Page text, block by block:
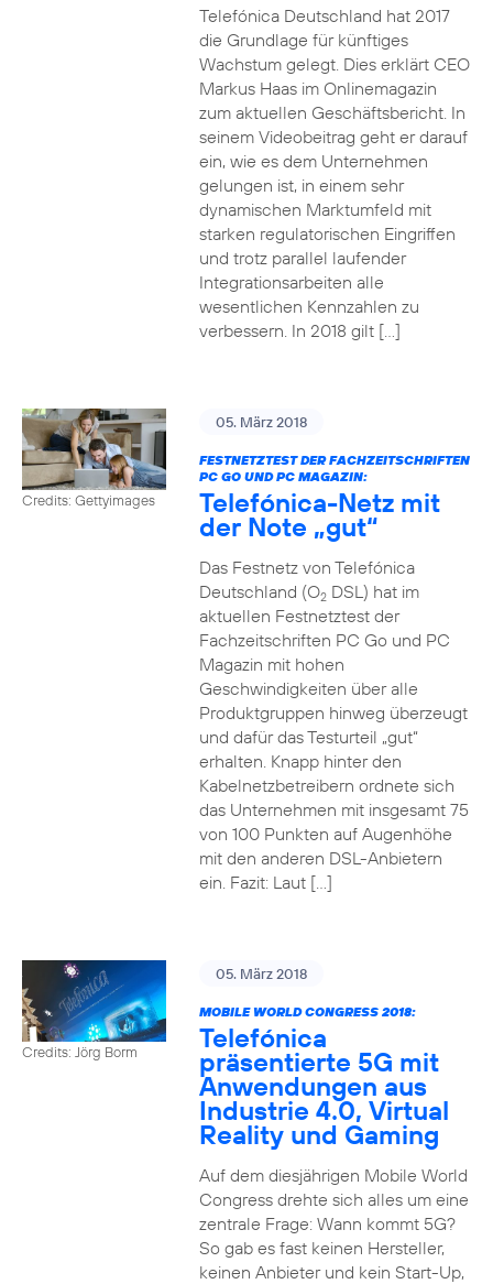
Telefónica Deutschland hat 2017
die Grundlage für künftiges
Wachstum gelegt. Dies erklärt CEO
Markus Haas im Onlinemagazin
zum aktuellen Geschäftsbericht. In
seinem Videobeitrag geht er darauf
ein, wie es dem Unternehmen
gelungen ist, in einem sehr
dynamischen Marktumfeld mit
starken regulatorischen Eingriffen
und trotz parallel laufender
Integrationsarbeiten alle
wesentlichen Kennzahlen zu
verbessern. In 2018 gilt […]
Credits: Gettyimages
05. März 2018
FESTNETZTEST DER FACHZEITSCHRIFTEN
PC GO UND PC MAGAZIN:
Telefónica-Netz mit
der Note „gut“
Das Festnetz von Telefónica
Deutschland (O2DSL) hat im
aktuellen Festnetztest der
Fachzeitschriften PC Go und PC
Magazin mit hohen
Geschwindigkeiten über alle
Produktgruppen hinweg überzeugt
und dafür das Testurteil „gut“
erhalten. Knapp hinter den
Kabelnetzbetreibern ordnete sich
das Unternehmen mit insgesamt 75
von 100 Punkten auf Augenhöhe
mit den anderen DSL-Anbietern
ein. Fazit: Laut […]
Credits: Jörg Borm
05. März 2018
MOBILE WORLD CONGRESS 2018:
Telefónica
präsentierte 5G mit
Anwendungen aus
Industrie 4.0, Virtual
Reality und Gaming
Auf dem diesjährigen Mobile World
Congress drehte sich alles um eine
zentrale Frage: Wann kommt 5G?
So gab es fast keinen Hersteller,
keinen Anbieter und kein Start-Up,